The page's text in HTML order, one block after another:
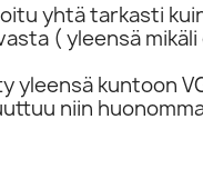
yhtä tarkasti
( yleensä mikäli
yleensä kuntoon
niin